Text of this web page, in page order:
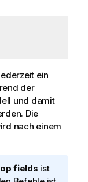
ein
der
und damit
Die
nach einem
fields ist